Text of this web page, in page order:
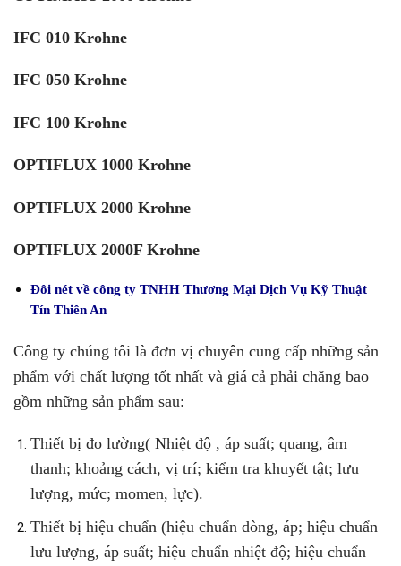
IFC 010 Krohne
IFC 050 Krohne
IFC 100 Krohne
OPTIFLUX 1000 Krohne
OPTIFLUX 2000 Krohne
OPTIFLUX 2000F Krohne
Đôi nét vềcông ty TNHH Thương Mại Dịch Vụ Kỹ Thuật
Tín Thiên An
Công ty chúng tôi là đơn vị chuyên cung cấp những sản
phẩm với chất lượng tốt nhất và giá cả phải chăng bao
gồm những sản phẩm sau:
Thiết bị đo lường( Nhiệt độ , áp suất;quang, âm
thanh;khoảng cách, vị trí; kiểm tra khuyết tật;lưu
lượng, mức; momen, lực).
Thiết bị hiệu chuẩn (hiệu chuẩn dòng, áp;hiệu chuẩn
lưu lượng, áp suất;hiệu chuẩn nhiệt độ;hiệu chuẩn